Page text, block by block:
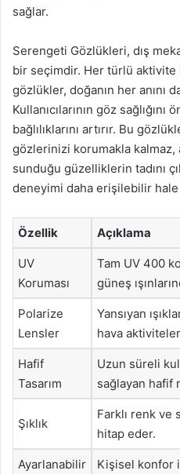
sağlar.
Serengeti Gözlükleri, dış
bir seçimdir. Her türlü aktivite
gözlükler, doğanın her anını
Kullanıcılarının göz
bağlılıklarını artırır. Bu
gözlerinizi korumakla kalmaz,
sunduğu güzelliklerin tadını
deneyimi daha erişilebilir
Özellik Açıklama
UV
Koruması
Tam UV 400
güneş
Polarize
Lensler
Yansıyan
hava
Hafif
Tasarım
Uzun süreli
sağlayan hafif
Şıklık
Farklı renk ve
hitap eder.
Ayarlanabilir
Kişisel konfor